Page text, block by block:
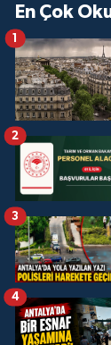
En Çok
1
2
3
4